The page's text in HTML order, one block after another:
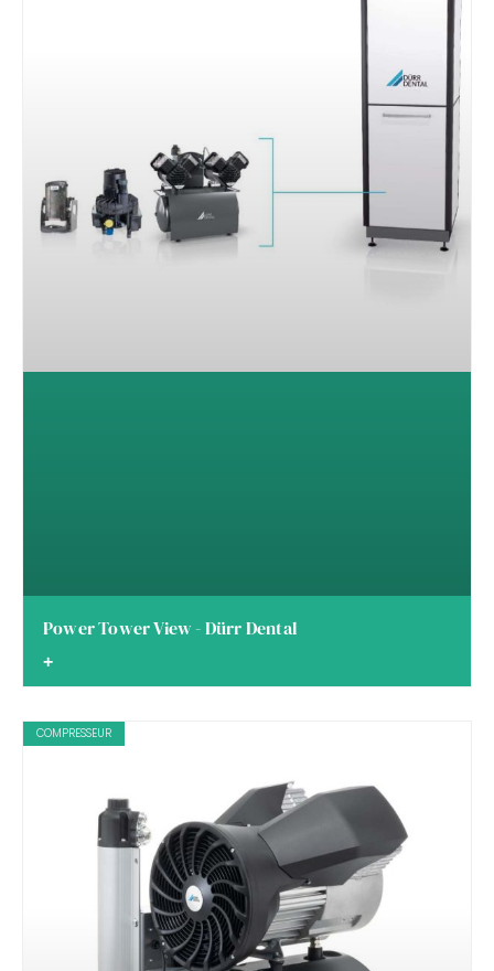
Power Tower View - Dürr Dental
+
COMPRESSEUR